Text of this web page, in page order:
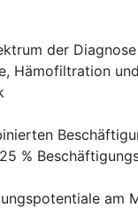
der
Hämofiltration
%
am